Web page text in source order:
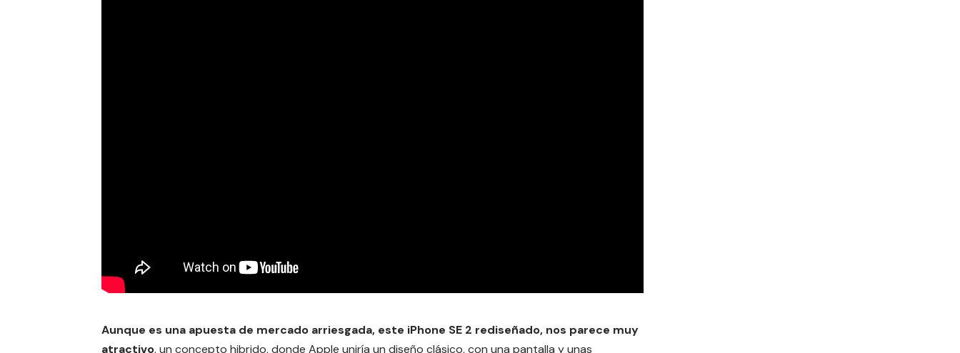
Aunque es una apuesta de mercado arriesgada, este iPhone SE 2 rediseñado, nos parece muy
atractivo, un concepto hibrido, donde Apple uniría un diseño clásico, con una pantalla y unas